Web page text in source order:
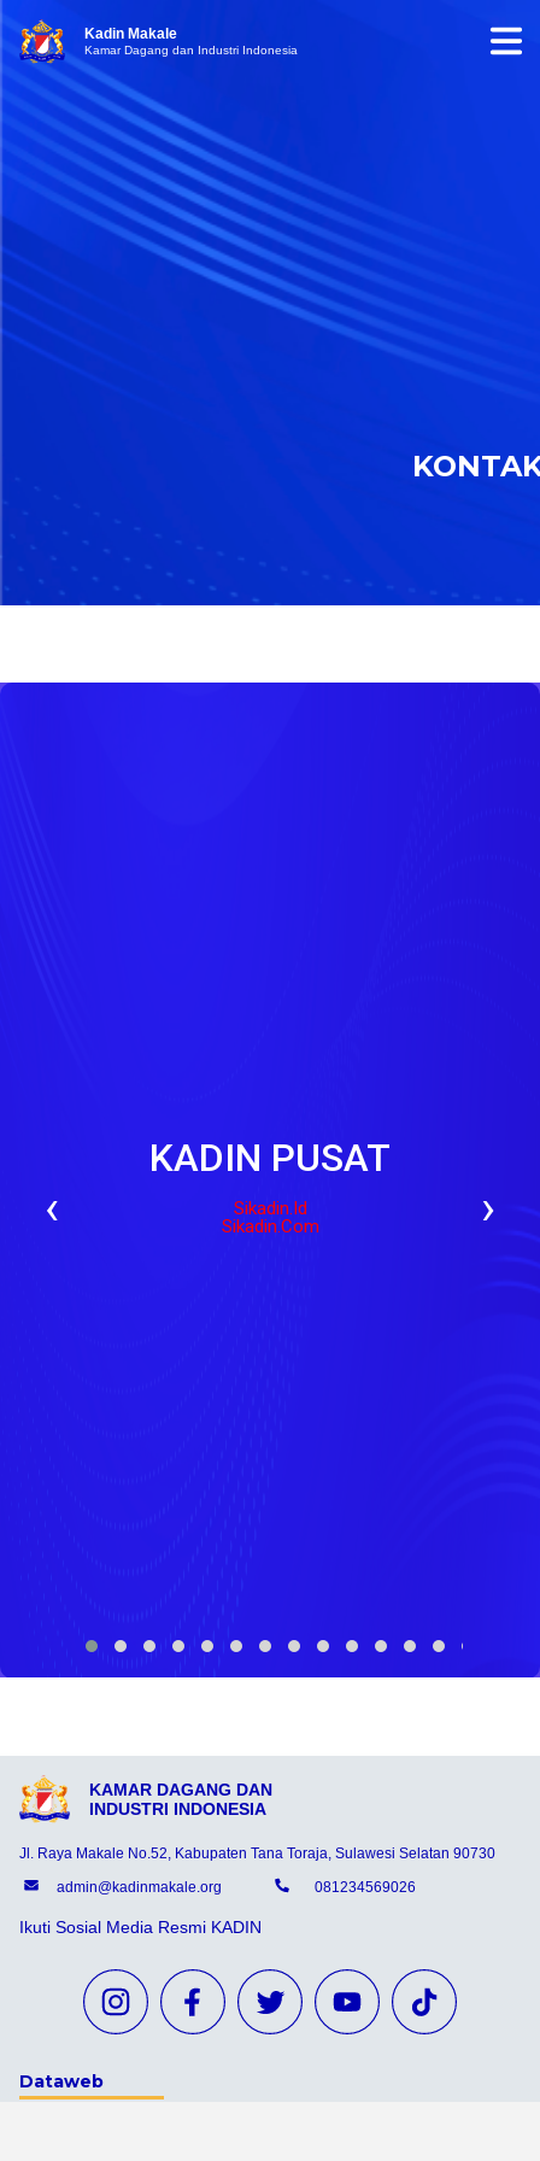
Kadin Makale
Kamar Dagang dan Industri Indonesia
KADIN PUSAT
Sikadin.id
Sikadin.com
‹ ›
KAMAR DAGANG DAN
INDUSTRI INDONESIA
Jl. Raya Makale No.52, Kabupaten Tana Toraja, Sulawesi Selatan 90730
admin@kadinmakale.org
081234569026
Ikuti Sosial Media Resmi KADIN
Dataweb